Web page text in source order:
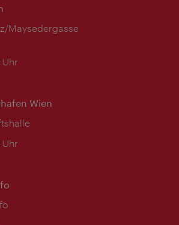
Maysedergasse
Uhr
Wien
Uhr